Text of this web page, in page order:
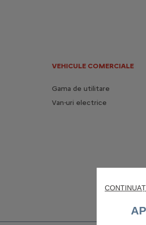
VEHICULE COMERCIALE
Gama de utilitare
Van-uri electrice